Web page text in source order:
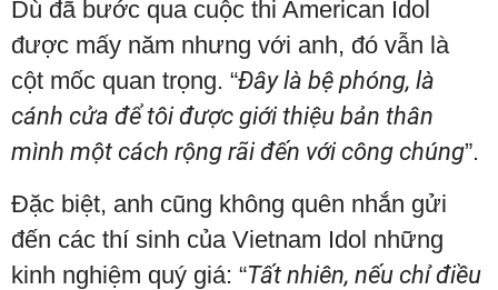
Dù đã bước qua cuộc thi American Idol
được mấy năm nhưng với anh, đó vẫn là
cột mốc quan trọng. “Đây là bệ phóng, là
cánh cửa để tôi được giới thiệu bản thân
mình một cách rộng rãi đến với công chúng”.
Đặc biệt, anh cũng không quên nhắn gửi
đến các thí sinh của Vietnam Idol những
kinh nghiệm quý giá: “Tất nhiên, nếu chỉ điều